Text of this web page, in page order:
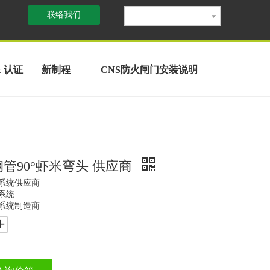
联络我们
认证 新制程 CNS防火闸门安装说明
90°虾米弯头 供应商
统供应商
统
统制造商